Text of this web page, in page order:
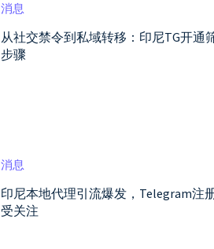
消息
从社交禁令到私域转移：印尼TG开通
步骤
消息
印尼本地代理引流爆发，Telegram注
受关注